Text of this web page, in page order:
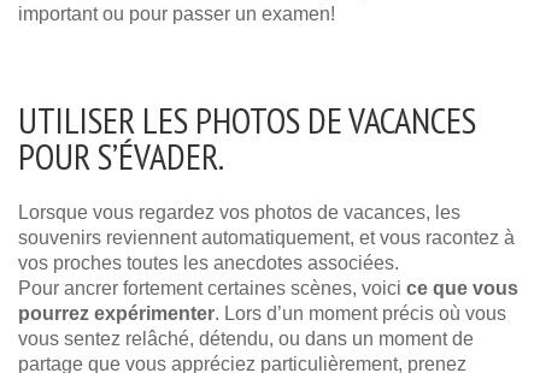
important ou pour passer un examen!
UTILISER LES PHOTOS DE VACANCES
POUR S’ÉVADER.
Lorsque vous regardez vos photos de vacances, les
souvenirs reviennent automatiquement, et vous racontez à
vos proches toutes les anecdotes associées.
Pour ancrer fortement certaines scènes, voici ce que vous
pourrez expérimenter. Lors d’un moment précis où vous
vous sentez relâché, détendu, ou dans un moment de
partage que vous appréciez particulièrement, prenez